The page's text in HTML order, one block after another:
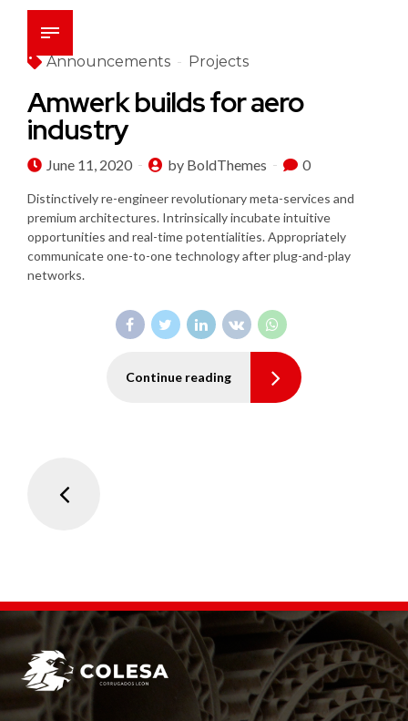
Announcements Projects
Amwerk builds for aero
industry
June 11, 2020 by BoldThemes 0
Distinctively re-engineer revolutionary meta-services and
premium architectures. Intrinsically incubate intuitive
opportunities and real-time potentialities. Appropriately
communicate one-to-one technology after plug-and-play
networks.
Continue reading